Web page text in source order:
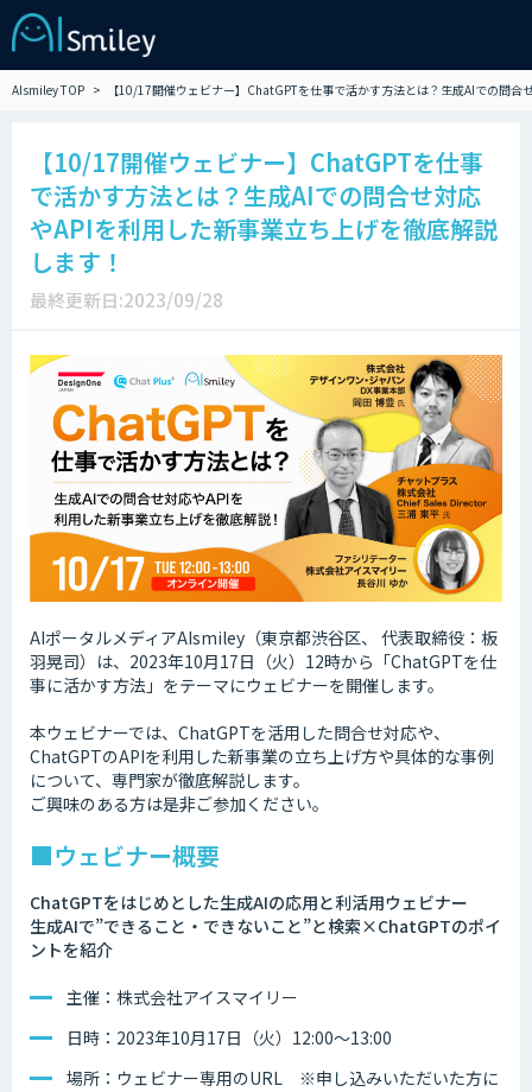
AIsmiley TOP 【10/17開催ウェビナー】ChatGPTを仕事で活かす方法とは？生成AIでの問
【10/17開催ウェビナー】ChatGPTを仕事
で活かす方法とは？生成AIでの問合せ対応
やAPIを利用した新事業立ち上げを徹底解説
します！
最終更新日:2023/09/28
AIポータルメディアAIsmiley（東京都渋谷区、 代表取締役：板
羽晃司）は、2023年10月17日（火）12時から「ChatGPTを仕
事に活かす方法」をテーマにウェビナーを開催します。
本ウェビナーでは、ChatGPTを活用した問合せ対応や、
ChatGPTのAPIを利用した新事業の立ち上げ方や具体的な事例
について、専門家が徹底解説します。
ご興味のある方は是非ご参加ください。
■ウェビナー概要
ChatGPTをはじめとした生成AIの応用と利活用ウェビナー
生成AIで”できること・できないこと”と検索×ChatGPTのポイ
ントを紹介
主催：株式会社アイスマイリー
日時：2023年10月17日（火）12:00～13:00
場所：ウェビナー専用のURL ※申し込みいただいた方に